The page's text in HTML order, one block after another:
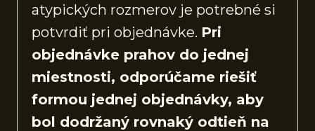
atypických rozmerov je potrebné si
potvrdiť pri objednávke. Pri
objednávke prahov do jednej
miestnosti, odporúčame riešiť
formou jednej objednávky, aby
bol dodržaný rovnaký odtieň na